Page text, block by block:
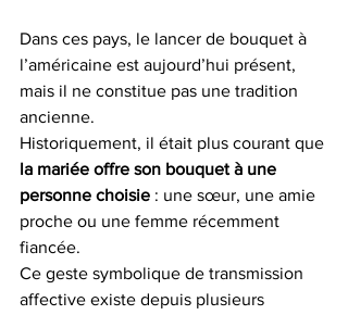
Dans ces pays, le lancer de bouquet à
l’américaine est aujourd’hui présent,
mais il ne constitue pas une tradition
ancienne.
Historiquement, il était plus courant que
la mariée offre son bouquet à une
personne choisie : une sœur, une amie
proche ou une femme récemment
fiancée.
Ce geste symbolique de transmission
affective existe depuis plusieurs